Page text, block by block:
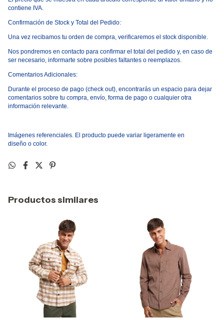
contiene IVA.
Confirmación de Stock y Total del Pedido:
Una vez recibamos tu orden de compra, verificaremos el stock disponible.
Nos pondremos en contacto para confirmar el total del pedido y, en caso de
ser necesario, informarte sobre posibles faltantes o reemplazos.
Comentarios Adicionales:
Durante el proceso de pago (check out), encontrarás un espacio para dejar
comentarios sobre tu compra, envío, forma de pago o cualquier otra
información relevante.
Imágenes referenciales. El producto puede variar ligeramente en
diseño o color.
Productos similares